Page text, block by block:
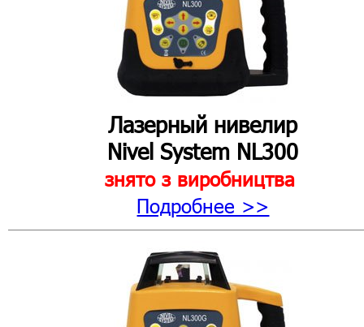
Лазерный нивелир
Nivel System NL300
знято з виробництва
Подробнее >>